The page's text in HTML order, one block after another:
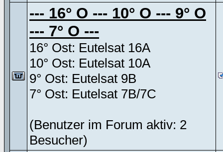
--- 16° O --- 10° O --- 9° O
--- 7° O ---
16° Ost: Eutelsat 16A
10° Ost: Eutelsat 10A
9° Ost: Eutelsat 9B
7° Ost: Eutelsat 7B/7C
(Benutzer im Forum aktiv: 2
Besucher)